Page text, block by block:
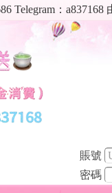
Telegram：
賬號
密碼